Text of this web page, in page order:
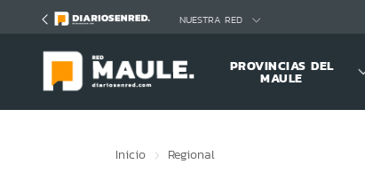
NUESTRA RED
PROVINCIAS DEL
MAULE
Inicio Regional